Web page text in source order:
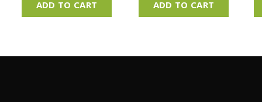
ADD TO CART ADD TO CART